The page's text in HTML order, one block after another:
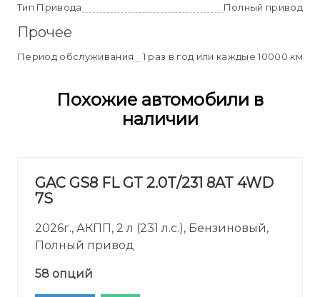
Тип Привода Полный привод
Прочее
Период обслуживания 1 раз в год или каждые 10000 км
Похожие автомобили в
наличии
GAC GS8 FL GT 2.0T/231 8AT 4WD
7S
2026г., АКПП, 2 л (231 л.с.), Бензиновый,
Полный привод
58 опций